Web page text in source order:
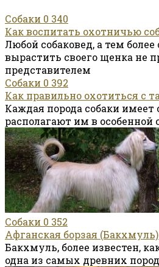
Собаки 0 340
Как воспитать охотничью
Любой собаковед, а тем
вырастить своего щенка не
представителем
Собаки 0 392
Как правильно охотиться с
Каждая порода собаки
располагают им в особенной
Собаки 0 352
Афганская борзая (Бакхмуль)
Бакхмуль, более известен,
одна из самых древних